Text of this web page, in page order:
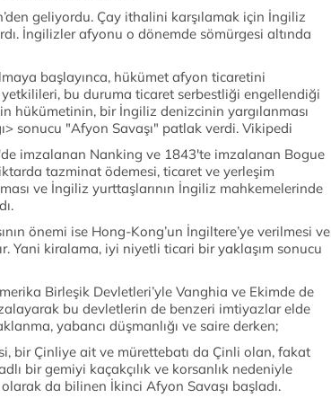
geliyordu. Çay ithalini karşılamak için İngiliz
İngilizler afyonu o dönemde sömürgesi altında
başlayınca, hükümet afyon ticaretini
yetkilileri, bu duruma ticaret serbestliği engellendiği
hükümetinin, bir İngiliz denizcinin yargılanması
> sonucu "Afyon Savaşı" patlak verdi. Vikipedi
imzalanan Nanking ve 1843'te imzalanan Bogue
tazminat ödemesi, ticaret ve yerleşim
ve İngiliz yurttaşlarının İngiliz mahkemelerinde
önemi ise Hong-Kong’un İngiltere’ye verilmesi ve
Yani kiralama, iyi niyetli ticari bir yaklaşım sonucu
Birleşik Devletleri’yle Vanghia ve Ekimde de
bu devletlerin de benzeri imtiyazlar elde
yabancı düşmanlığı ve saire derken;
bir Çinliye ait ve mürettebatı da Çinli olan, fakat
bir gemiyi kaçakçılık ve korsanlık nedeniyle
da bilinen İkinci Afyon Savaşı başladı.